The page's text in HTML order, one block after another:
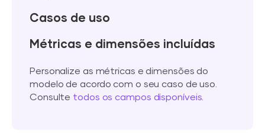
Casos de uso
Métricas e dimensões incluídas
Personalize as métricas e dimensões do
modelo de acordo com o seu caso de uso.
Consulte todos os campos disponíveis